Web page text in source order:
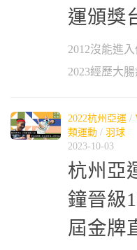
運頒獎
2012沒能進
2023經歷大
2022杭州亞運 /
類運動 / 羽球
2023-10-03
杭州亞
鐘晉級
屆金牌